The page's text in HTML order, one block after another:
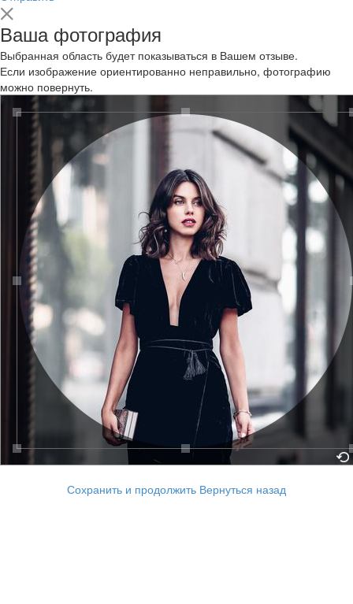
Ваша фотография
Выбранная область будет показываться в Вашем отзыве.
Если изображение ориентированно неправильно, фотографию
можно повернуть.
Сохранить и продолжить Вернуться назад